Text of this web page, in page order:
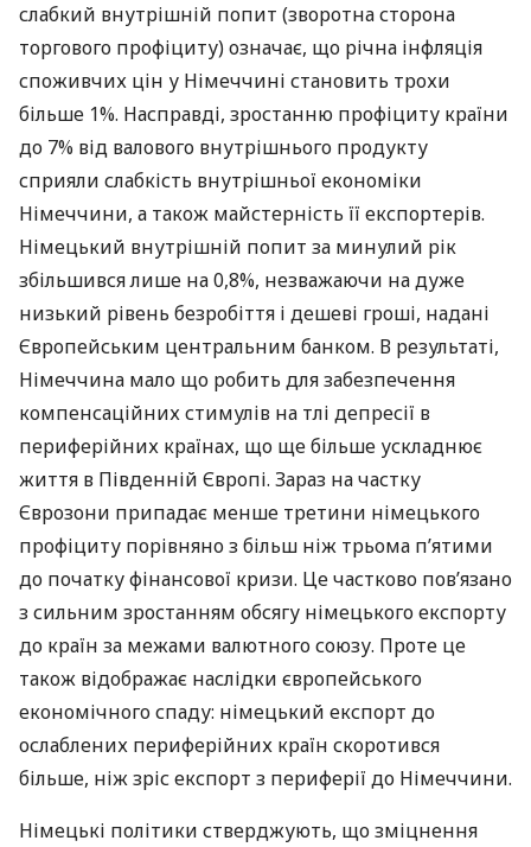
слабкий внутрішній попит (зворотна сторона
торгового профіциту) означає, що річна інфляція
споживчих цін у Німеччині становить трохи
більше 1%. Насправді, зростанню профіциту країни
до 7% від валового внутрішнього продукту
сприяли слабкість внутрішньої економіки
Німеччини, а також майстерність її експортерів.
Німецький внутрішній попит за минулий рік
збільшився лише на 0,8%, незважаючи на дуже
низький рівень безробіття і дешеві гроші, надані
Європейським центральним банком. В результаті,
Німеччина мало що робить для забезпечення
компенсаційних стимулів на тлі депресії в
периферійних країнах, що ще більше ускладнює
життя в Південній Європі. Зараз на частку
Єврозони припадає менше третини німецького
профіциту порівняно з більш ніж трьома п’ятими
до початку фінансової кризи. Це частково пов’язано
з сильним зростанням обсягу німецького експорту
до країн за межами валютного союзу. Проте це
також відображає наслідки європейського
економічного спаду: німецький експорт до
ослаблених периферійних країн скоротився
більше, ніж зріс експорт з периферії до Німеччини.
Німецькі політики стверджують, що зміцнення